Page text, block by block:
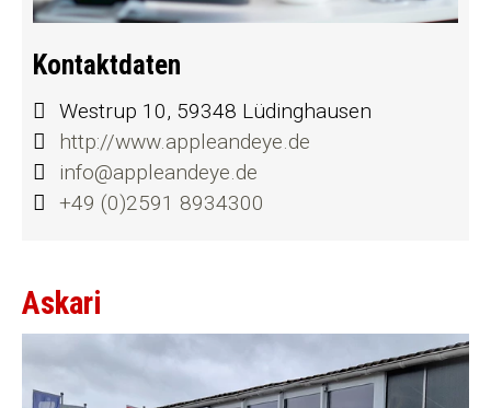
Kontaktdaten
Westrup 10, 59348 Lüdinghausen
http://www.appleandeye.de
info@appleandeye.de
+49 (0)2591 8934300
Askari